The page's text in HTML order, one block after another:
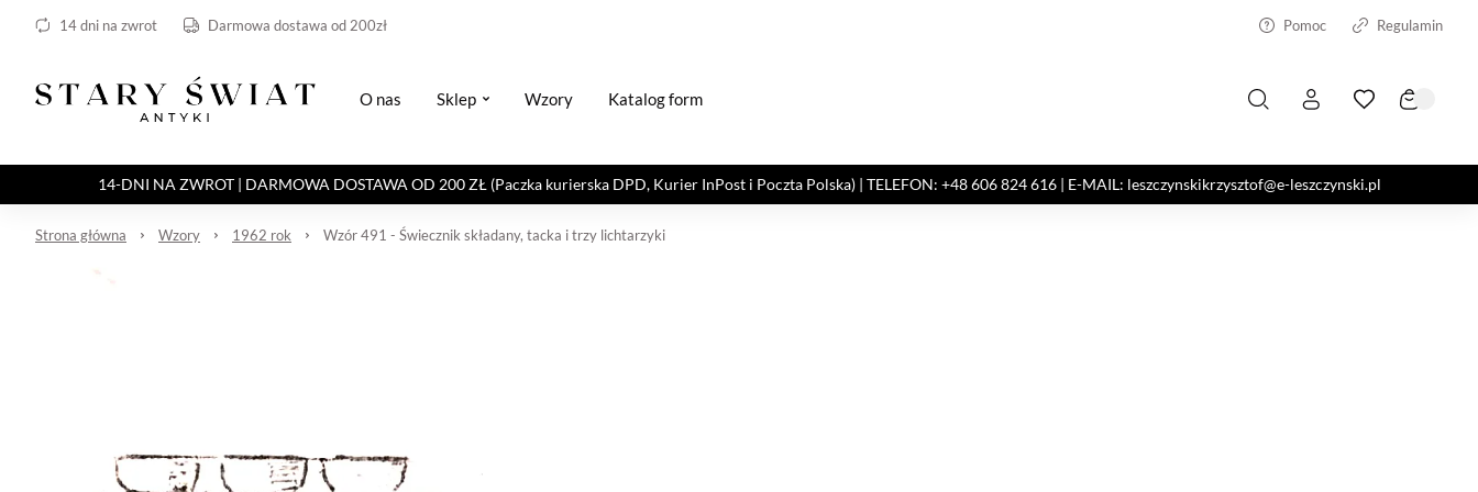
14 dni na zwrot Darmowa dostawa od 200zł Pomoc Regulamin
O nas Sklep Wzory Katalog form
14-DNI NA ZWROT | DARMOWA DOSTAWA OD 200 ZŁ (Paczka kurierska DPD, Kurier InPost i Poczta Polska) | TELEFON: +48 606 824 616 | E-MAIL: leszczynskikrzysztof@e-leszczynski.pl
Strona główna Wzory 1962 rok Wzór 491 - Świecznik składany, tacka i trzy lichtarzyki